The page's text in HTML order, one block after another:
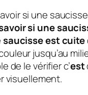
si une
si une
saucisse est cuite
jusqu’au
de le vérifier c’est
visuellement.